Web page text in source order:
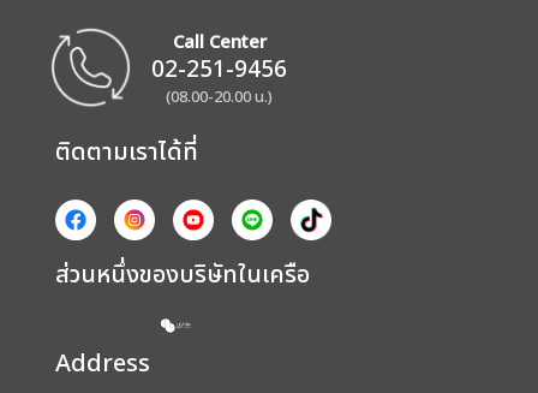
Call Center
02-251-9456
(08.00-20.00 น.)
ติดตามเราได้ที่
ส่วนหนึ่งของบริษัทในเครือ
Address